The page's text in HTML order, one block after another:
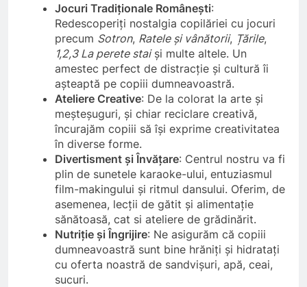
Jocuri Tradiționale Românești:
Redescoperiți nostalgia copilăriei cu jocuri
precum Sotron, Ratele și vânătorii, Țările,
1,2,3 La perete staiși multe altele. Un
amestec perfect de distracție și cultură îi
așteaptă pe copiii dumneavoastră.
Ateliere Creative: De la colorat la arte și
meșteșuguri, și chiar reciclare creativă,
încurajăm copiii să își exprime creativitatea
în diverse forme.
Divertisment și Învățare: Centrul nostru va fi
plin de sunetele karaoke-ului, entuziasmul
film-makingului și ritmul dansului. Oferim, de
asemenea, lecții de gătit și alimentație
sănătoasă, cat si ateliere de grădinărit.
Nutriție și Îngrijire: Ne asigurăm că copiii
dumneavoastră sunt bine hrăniți și hidratați
cu oferta noastră de sandvișuri, apă, ceai,
sucuri.